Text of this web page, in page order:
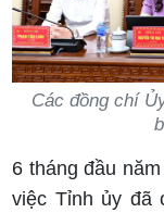
Các đồng chí
6 tháng đầu
việc Tỉnh ủy đã